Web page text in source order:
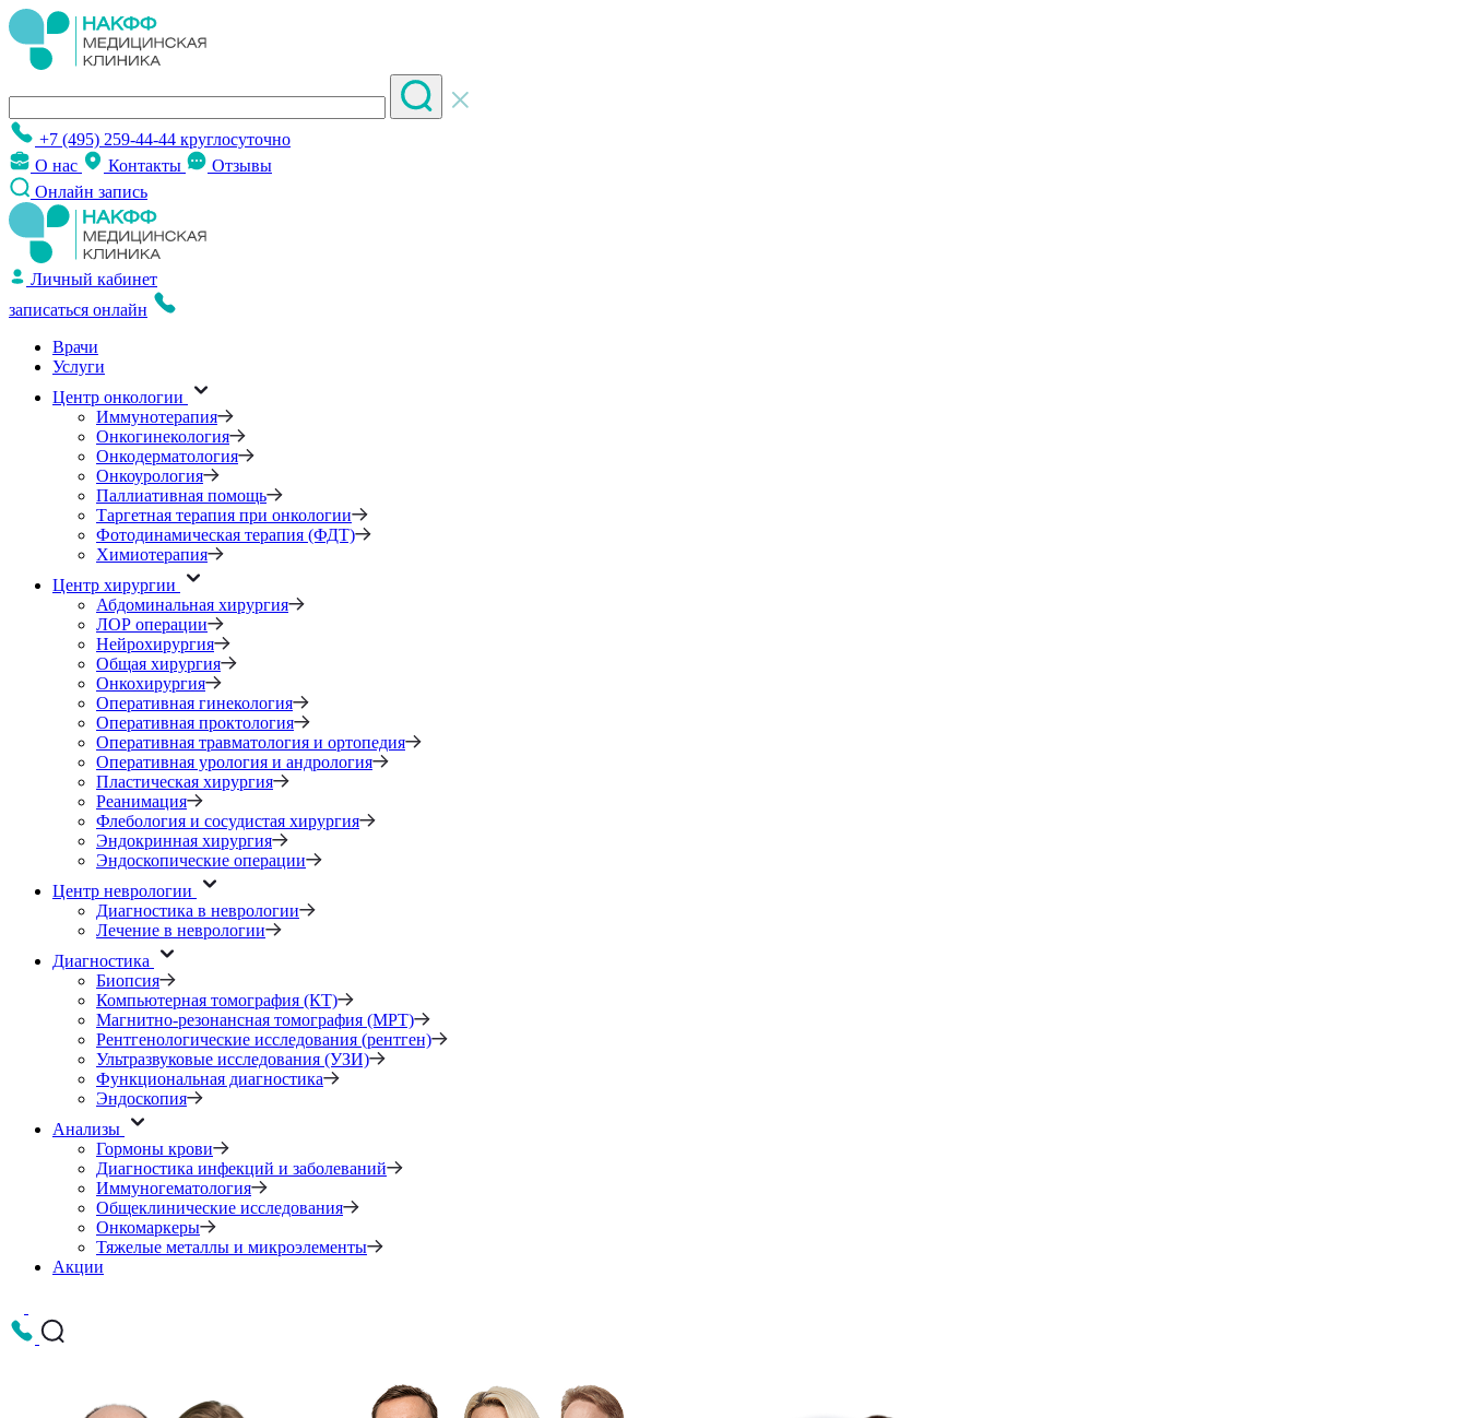
+7 (495) 259-44-44 круглосуточно
О нас
Контакты
Отзывы
Онлайн запись
Личный кабинет
записаться онлайн
Врачи
Услуги
Центр онкологии
Иммунотерапия
Онкогинекология
Онкодерматология
Онкоурология
Паллиативная помощь
Таргетная терапия при онкологии
Фотодинамическая терапия (ФДТ)
Химиотерапия
Центр хирургии
Абдоминальная хирургия
ЛОР операции
Нейрохирургия
Общая хирургия
Онкохирургия
Оперативная гинекология
Оперативная проктология
Оперативная травматология и ортопедия
Оперативная урология и андрология
Пластическая хирургия
Реанимация
Флебология и сосудистая хирургия
Эндокринная хирургия
Эндоскопические операции
Центр неврологии
Диагностика в неврологии
Лечение в неврологии
Диагностика
Биопсия
Компьютерная томография (КТ)
Магнитно-резонансная томография (МРТ)
Рентгенологические исследования (рентген)
Ультразвуковые исследования (УЗИ)
Функциональная диагностика
Эндоскопия
Анализы
Гормоны крови
Диагностика инфекций и заболеваний
Иммуногематология
Общеклинические исследования
Онкомаркеры
Тяжелые металлы и микроэлементы
Акции